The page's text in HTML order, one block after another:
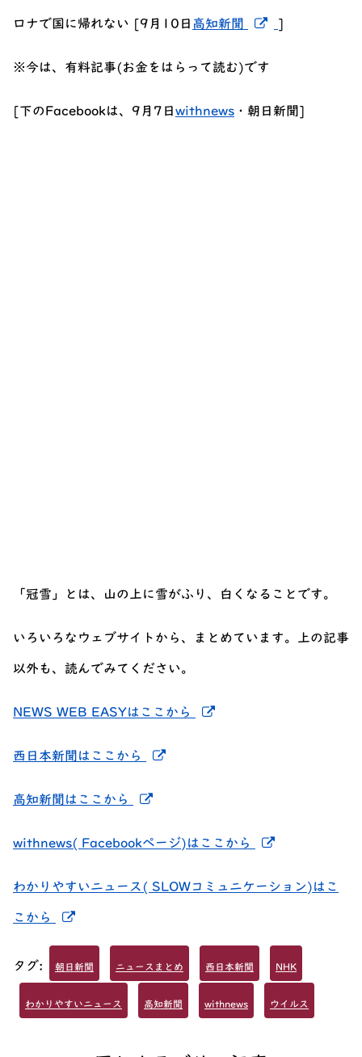
ロナで国に帰れない [9月10日 高知新聞 新しいウィン
]
※今は、有料記事(お金をはらって読む)です
[下のFacebookは、9月7日withnews ・朝日新聞]
「冠雪」とは、山の上に雪がふり、白くなることです。
いろいろなウェブサイトから、まとめています。上の記事
以外も、読んでみてください。
NEWS WEB EASYはここから
西日本新聞はここから
高知新聞はここから
withnews( Facebookページ)はここから
わかりやすいニュース( SLOWコミュニケーション)はこ
こから
タグ: 朝日新聞 ニュースまとめ 西日本新聞 NHK
わかりやすいニュース 高知新聞 withnews ウイルス